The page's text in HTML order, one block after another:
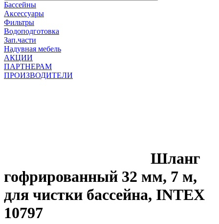
Бассейны
Аксессуары
Фильтры
Водоподготовка
Зап.части
Надувная мебель
АКЦИИ
ПАРТНЕРАМ
ПРОИЗВОДИТЕЛИ
Шланг
гофрированный 32 мм, 7 м,
для чистки бассейна, INTEX
10797